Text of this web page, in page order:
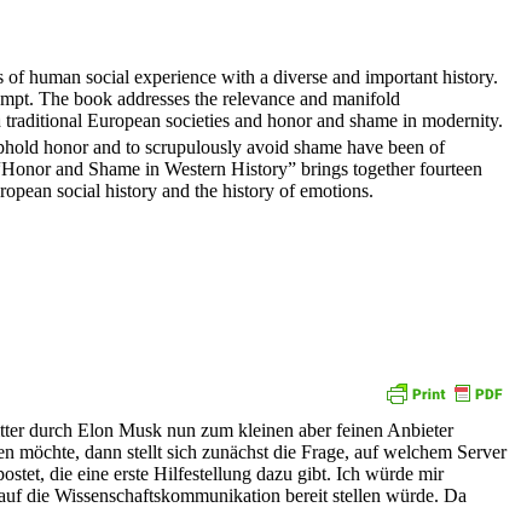
human social experience with a diverse and important history.
The book addresses the relevance and manifold
European societies and honor and shame in modernity.
honor and to scrupulously avoid shame have been of
and Shame in Western History” brings together fourteen
social history and the history of emotions.
durch Elon Musk nun zum kleinen aber feinen Anbieter
möchte, dann stellt sich zunächst die Frage, auf welchem Server
die eine erste Hilfestellung dazu gibt. Ich würde mir
die Wissenschaftskommunikation bereit stellen würde. Da